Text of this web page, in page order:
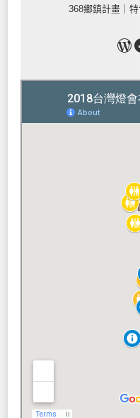
368鄉鎮計畫｜
關於我